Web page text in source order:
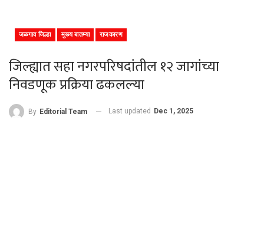
जळगाव जिल्हा मुख्य बातम्या राजकारण
जिल्ह्यात सहा नगरपरिषदांतील १२ जागांच्या
निवडणूक प्रक्रिया ढकलल्या
By Editorial Team Last updated Dec 1, 2025